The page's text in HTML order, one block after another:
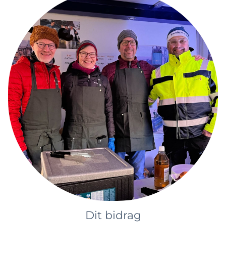
Dit bidrag